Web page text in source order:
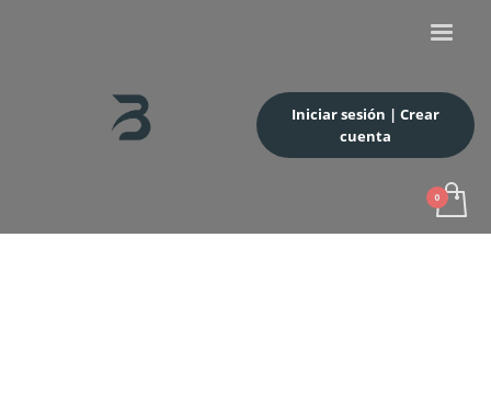
Iniciar sesión | Crear
cuenta